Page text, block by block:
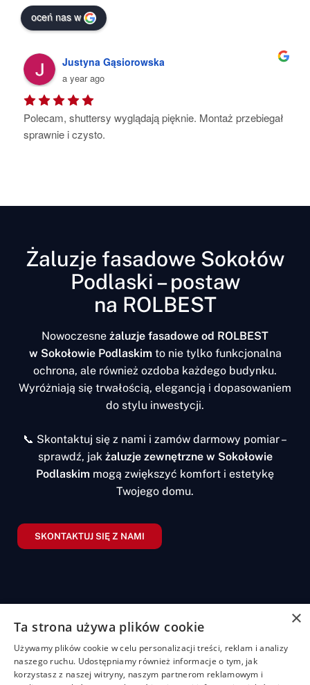
oceń nas w
Gąsiorowska
wyglądają pięknie. Montaż przebiegał
Kat Ho-Su
Pełen
Żaluzje fasadowe Sokołów
Podlaski – postaw
na ROLBEST
Nowoczesne żaluzje fasadowe od ROLBEST
w Sokołowie Podlaskimto nie tylko funkcjonalna
ochrona, ale również ozdoba każdego budynku.
Wyróżniają się trwałością, elegancją i dopasowaniem
do stylu inwestycji.
📞 Skontaktuj się z nami i zamów darmowy pomiar –
sprawdź, jak żaluzje zewnętrzne w Sokołowie
Podlaskim mogą zwiększyć komfort i estetykę
Twojego domu.
SKONTAKTUJ SIĘ Z NAMI
+48
507
Żaluzje
Żaluzje
bambusowe
Rolety
Rolety
dzień/noc
Pozostałe
Shuttersy
Markizy
Menu
Strona
główna
linki
Polityka
×
Ta strona używa plików cookie
Używamy plików cookie w celu personalizacji treści, reklam i analizy
naszego ruchu. Udostępniamy również informacje o tym, jak
korzystasz z naszej witryny, naszym partnerom reklamowym i